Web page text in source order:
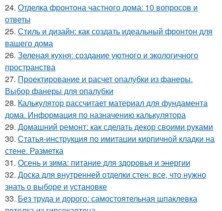
24. Отделка фронтона частного дома: 10 вопросов и
ответы
25. Стиль и дизайн: как создать идеальный фронтон для
вашего дома
26. Зеленая кухня: создание уютного и экологичного
пространства
27. Проектирование и расчет опалубки из фанеры.
Выбор фанеры для опалубки
28. Калькулятор рассчитает материал для фундамента
дома. Информация по назначению калькулятора
29. Домашний ремонт: как сделать декор своими руками
30. Статья-инструкция по имитации кирпичной кладки на
стене. Разметка
31. Осень и зима: питание для здоровья и энергии
32. Доска для внутренней отделки стен: все, что нужно
знать о выборе и установке
33. Без труда и дорого: самостоятельная шпаклевка